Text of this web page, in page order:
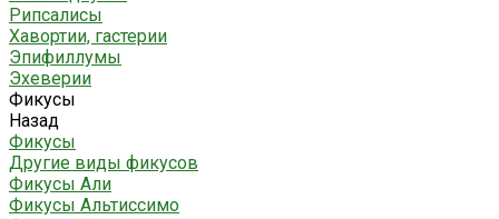
Рипсалисы
Хавортии, гастерии
Эпифиллумы
Эхеверии
Фикусы
Назад
Фикусы
Другие виды фикусов
Фикусы Али
Фикусы Альтиссимо